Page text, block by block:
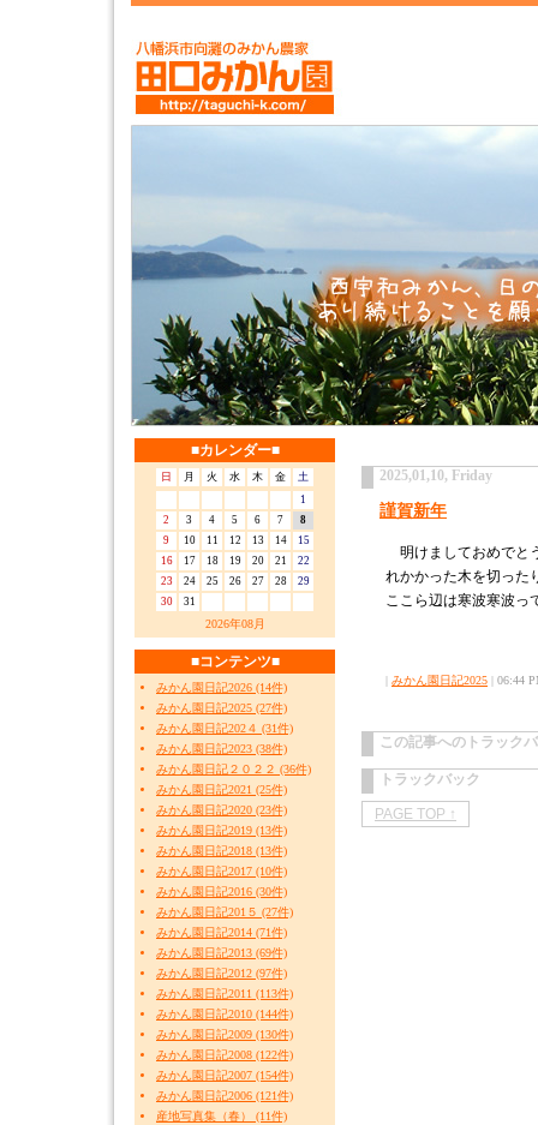
■カレンダー■
日 月 火 水 木 金
土
1
2
3 4 5 6 7
8
9
10 11 12 13 14
15
16
17 18 19 20 21
22
23
24 25 26 27 28
29
30
31
2026年08月
■コンテンツ■
みかん園日記2026 (14件)
みかん園日記2025 (27件)
みかん園日記202４ (31件)
みかん園日記2023 (38件)
みかん園日記２０２２ (36件)
みかん園日記2021 (25件)
みかん園日記2020 (23件)
みかん園日記2019 (13件)
みかん園日記2018 (13件)
みかん園日記2017 (10件)
みかん園日記2016 (30件)
みかん園日記201５ (27件)
みかん園日記2014 (71件)
みかん園日記2013 (69件)
みかん園日記2012 (97件)
みかん園日記2011 (113件)
みかん園日記2010 (144件)
みかん園日記2009 (130件)
みかん園日記2008 (122件)
みかん園日記2007 (154件)
みかん園日記2006 (121件)
産地写真集（春） (11件)
2025,01,10, Friday
謹賀新年
明けましておめでと
れかかった木を切った
ここら辺は寒波寒波っ
| みかん園日記2025 | 06:44
この記事へのトラック
トラックバック
PAGE TOP ↑